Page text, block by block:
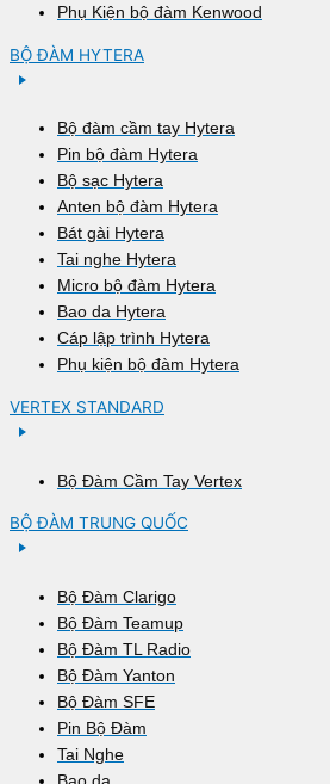
Phụ Kiện bộ đàm Kenwood
BỘ ĐÀM HYTERA
Bộ đàm cầm tay Hytera
Pin bộ đàm Hytera
Bộ sạc Hytera
Anten bộ đàm Hytera
Bát gài Hytera
Tai nghe Hytera
Micro bộ đàm Hytera
Bao da Hytera
Cáp lập trình Hytera
Phụ kiện bộ đàm Hytera
VERTEX STANDARD
Bộ Đàm Cầm Tay Vertex
BỘ ĐÀM TRUNG QUỐC
Bộ Đàm Clarigo
Bộ Đàm Teamup
Bộ Đàm TL Radio
Bộ Đàm Yanton
Bộ Đàm SFE
Pin Bộ Đàm
Tai Nghe